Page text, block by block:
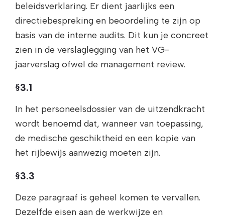
beleidsverklaring. Er dient jaarlijks een
directiebespreking en beoordeling te zijn op
basis van de interne audits. Dit kun je concreet
zien in de verslaglegging van het VG-
jaarverslag ofwel de management review.
§3.1
In het personeelsdossier van de uitzendkracht
wordt benoemd dat, wanneer van toepassing,
de medische geschiktheid en een kopie van
het rijbewijs aanwezig moeten zijn.
§3.3
Deze paragraaf is geheel komen te vervallen.
Dezelfde eisen aan de werkwijze en